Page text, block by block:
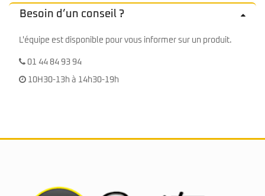
Besoin d’un conseil ?
L'équipe est disponible pour vous informer sur un produit.
01 44 84 93 94
10H30-13h à 14h30-19h